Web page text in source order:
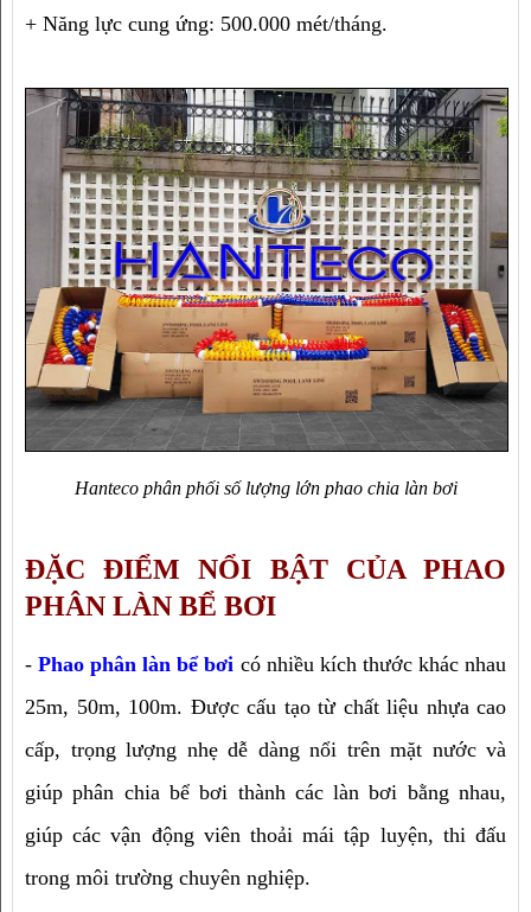
+ Năng lực cung ứng: 500.000 mét/tháng.
Hanteco phân phối số lượng lớn phao chia làn bơi
ĐẶC ĐIỂM NỔI BẬT CỦA PHAO
PHÂN LÀN BỂ BƠI
- Phao phân làn bể bơi có nhiều kích thước khác nhau
25m, 50m, 100m. Được cấu tạo từ chất liệu nhựa cao
cấp, trọng lượng nhẹ dễ dàng nổi trên mặt nước và
giúp phân chia bể bơi thành các làn bơi bằng nhau,
giúp các vận động viên thoải mái tập luyện, thi đấu
trong môi trường chuyên nghiệp.